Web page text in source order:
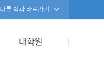
다른 학과 바로가기
대학원